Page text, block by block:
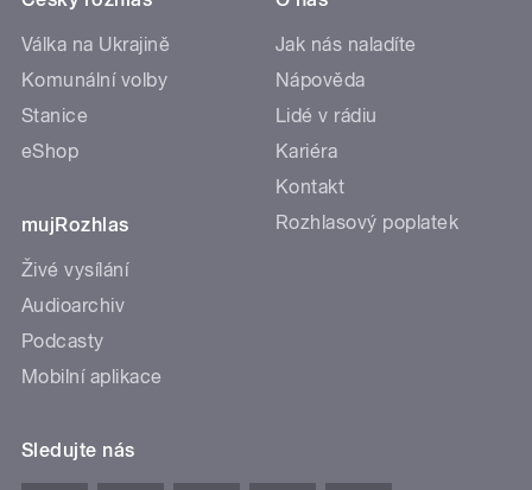
Válka na Ukrajině
Komunální volby
Stanice
eShop
mujRozhlas
Živé vysílání
Audioarchiv
Podcasty
Mobilní aplikace
Jak nás naladíte
Nápověda
Lidé v rádiu
Kariéra
Kontakt
Rozhlasový poplatek
Sledujte nás